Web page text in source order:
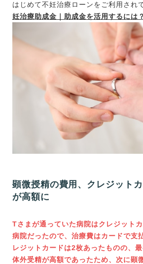
はじめて不妊治療ローンをご利用され
妊治療助成金｜助成金を活用するには？
顕微授精の費用、クレジット
が高額に
Tさまが通っていた病院はクレジット
病院だったので、治療費はカードで支
レジットカードは2枚あったものの、
体外受精が高額であったため、次に顕